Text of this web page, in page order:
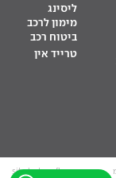
ליסינג
מימון לרכב
ביטוח רכב
טרייד אין
site by tq.soft